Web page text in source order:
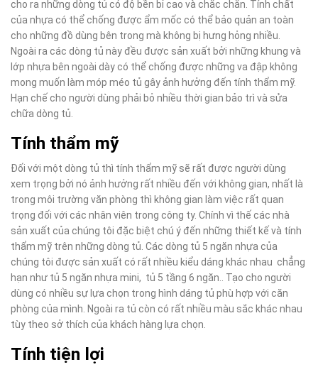
cho ra những dòng tủ có độ bền bỉ cao và chắc chắn. Tính chất
của nhựa có thể chống được ẩm mốc có thể bảo quản an toàn
cho những đồ dùng bên trong mà không bị hưng hỏng nhiều.
Ngoài ra các dòng tủ này đều được sản xuất bởi những khung và
lớp nhựa bên ngoài dày có thể chống được những va đập không
mong muốn làm móp méo tủ gây ảnh hưởng đến tính thẩm mỹ.
Hạn chế cho người dùng phải bỏ nhiều thời gian bảo trì và sửa
chữa dòng tủ.
Tính thẩm mỹ
Đối với một dòng tủ thì tính thẩm mỹ sẽ rất được người dùng
xem trọng bởi nó ảnh hưởng rất nhiều đến với không gian, nhất là
trong môi trường văn phòng thì không gian làm việc rất quan
trọng đối với các nhân viên trong công ty. Chính vì thế các nhà
sản xuất của chúng tôi đặc biệt chú ý đến những thiết kế và tính
thẩm mỹ trên những dòng tủ. Các dòng tủ 5 ngăn nhựa của
chúng tôi được sản xuất có rất nhiều kiểu dáng khác nhau chẳng
hạn như tủ 5 ngăn nhựa mini, tủ 5 tầng 6 ngăn.. Tạo cho người
dùng có nhiều sự lựa chọn trong hình dáng tủ phù hợp với căn
phòng của mình. Ngoài ra tủ còn có rất nhiều màu sắc khác nhau
tùy theo sở thích của khách hàng lựa chọn.
Tính tiện lợi